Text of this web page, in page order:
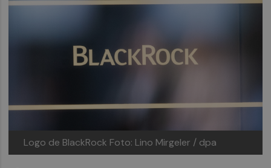
Logo de BlackRock Foto: Lino Mirgeler / dpa